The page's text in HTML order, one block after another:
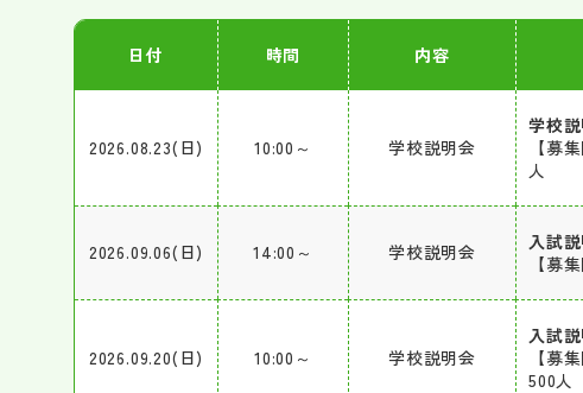
日付 時間 内容
2026.08.23(日) 10:00～ 学校説明会
学校
【募
人
2026.09.06(日) 14:00～ 学校説明会
入試
【募
2026.09.20(日) 10:00～ 学校説明会
入試
【募
500人